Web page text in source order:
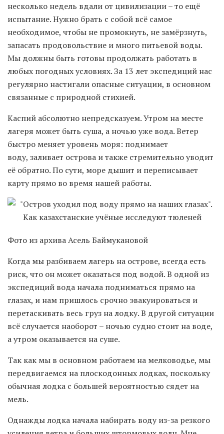
несколько недель вдали от цивилизации – то ещё
испытание. Нужно брать с собой всё самое
необходимое, чтобы не промокнуть, не замёрзнуть,
запасать продовольствие и много питьевой воды.
Мы должны быть готовы продолжать работать в
любых погодных условиях. За 13 лет экспедиций нас
регулярно настигали опасные ситуации, в основном
связанные с природной стихией.
Каспий абсолютно непредсказуем. Утром на месте
лагеря может быть суша, а ночью уже вода. Ветер
быстро меняет уровень моря: поднимает
воду, заливает острова и также стремительно уводит
её обратно. По сути, море дышит и переписывает
карту прямо во время нашей работы.
Фото из архива Асель Баймукановой
Когда мы разбиваем лагерь на острове, всегда есть
риск, что он может оказаться под водой. В одной из
экспедиций вода начала подниматься прямо на
глазах, и нам пришлось срочно эвакуироваться и
перетаскивать весь груз на лодку. В другой ситуации
всё случается наоборот – ночью судно стоит на воде,
а утром оказывается на суше.
Так как мы в основном работаем на мелководье, мы
передвигаемся на плоскодонных лодках, поскольку
обычная лодка с большей вероятностью сядет на
мель.
Однажды лодка начала набирать воду из-за резкого